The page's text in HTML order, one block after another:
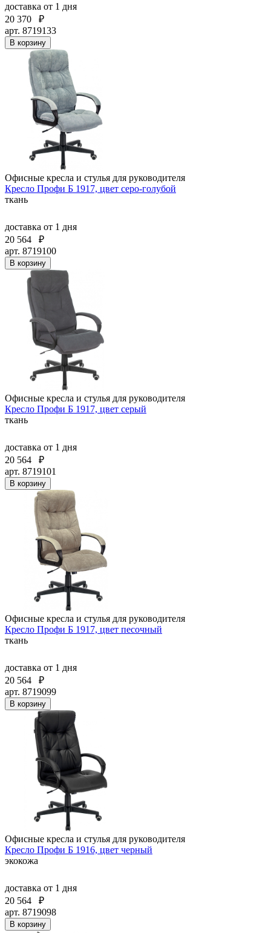
доставка от 1 дня
20 370
₽
арт. 8719133
В корзину
Офисные кресла и стулья для руководителя
Кресло Профи Б 1917, цвет серо-голубой
ткань
доставка от 1 дня
20 564
₽
арт. 8719100
В корзину
Офисные кресла и стулья для руководителя
Кресло Профи Б 1917, цвет серый
ткань
доставка от 1 дня
20 564
₽
арт. 8719101
В корзину
Офисные кресла и стулья для руководителя
Кресло Профи Б 1917, цвет песочный
ткань
доставка от 1 дня
20 564
₽
арт. 8719099
В корзину
Офисные кресла и стулья для руководителя
Кресло Профи Б 1916, цвет черный
экокожа
доставка от 1 дня
20 564
₽
арт. 8719098
В корзину